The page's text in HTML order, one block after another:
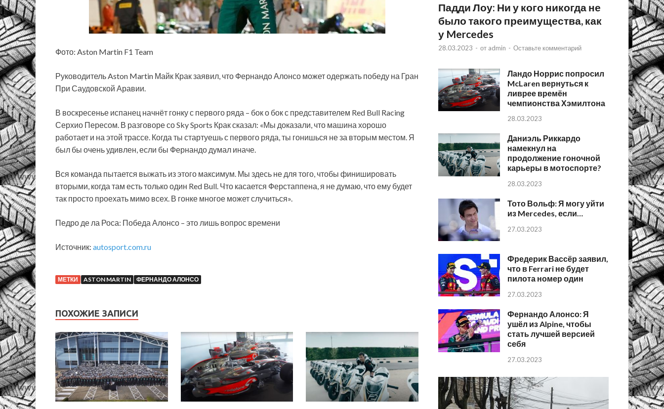
Фото: Aston Martin F1 Team
Руководитель Aston Martin Майк Крак заявил, что Фернандо Алонсо может одержать победу на Гран
При Саудовской Аравии.
В воскресенье испанец начнёт гонку с первого ряда – бок о бок с представителем Red Bull Racing
Серхио Пересом. В разговоре со Sky Sports Крак сказал: «Мы доказали, что машина хорошо
работает и на этой трассе. Когда ты стартуешь с первого ряда, ты гонишься не за вторым местом. Я
был бы очень удивлен, если бы Фернандо думал иначе.
Вся команда пытается выжать из этого максимум. Мы здесь не для того, чтобы финишировать
вторыми, когда там есть только один Red Bull. Что касается Ферстаппена, я не думаю, что ему будет
так просто проехать мимо всех. В гонке многое может случиться».
Педро де ла Роса: Победа Алонсо – это лишь вопрос времени
Источник: autosport.com.ru
МЕТКИ ASTON MARTIN ФЕРНАНДО АЛОНСО
ПОХОЖИЕ ЗАПИСИ
Падди Лоу: Ни у кого никогда не
было такого преимущества, как
у Mercedes
28.03.2023 - от admin - Оставьте комментарий
Ландо Норрис попросил
McLaren вернуться к
ливрее времён
чемпионства Хэмилтона
28.03.2023
Даниэль Риккардо
намекнул на
продолжение гоночной
карьеры в мотоспорте?
28.03.2023
Тото Вольф: Я могу уйти
из Mercedes, если…
27.03.2023
Фредерик Вассёр заявил,
что в Ferrari не будет
пилота номер один
27.03.2023
Фернандо Алонсо: Я
ушёл из Alpine, чтобы
стать лучшей версией
себя
27.03.2023